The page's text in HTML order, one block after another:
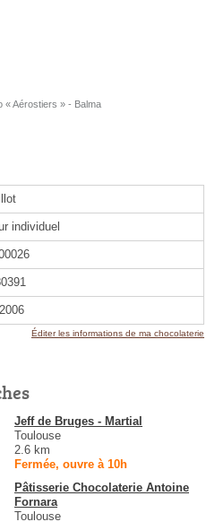
« Aérostiers » - Balma
individuel
Éditer les informations de ma chocolaterie
Jeff de Bruges - Martial
Toulouse
2.6 km
Fermée, ouvre à 10h
Pâtisserie Chocolaterie Antoine
Fornara
Toulouse